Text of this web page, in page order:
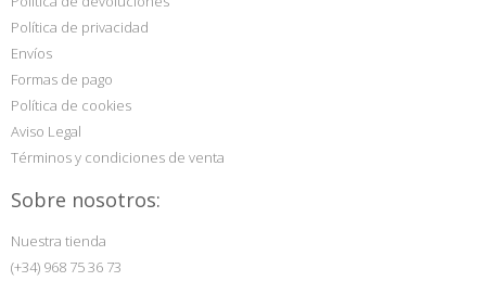
Política de privacidad
Envíos
Formas de pago
Política de cookies
Aviso Legal
Términos y condiciones de venta
Sobre nosotros:
Nuestra tienda
(+34) 968 75 36 73